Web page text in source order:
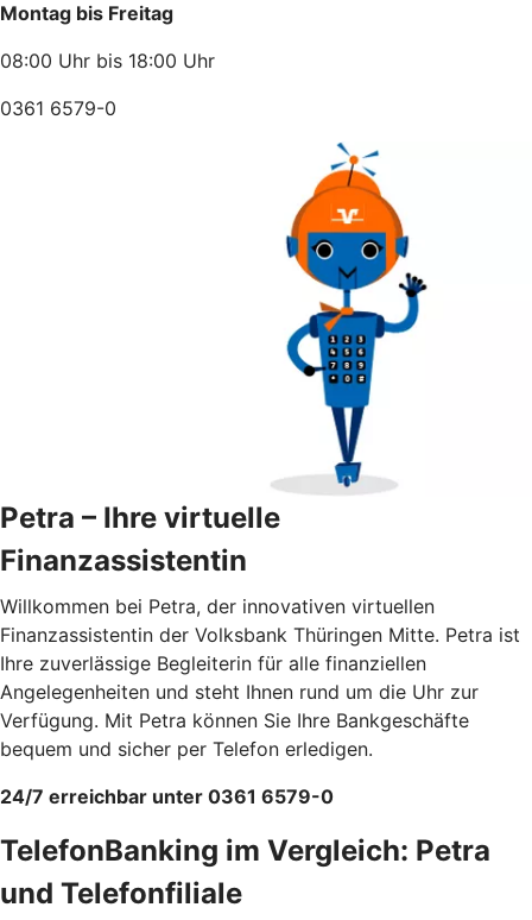
Montag bis Freitag
08:00 Uhr bis 18:00 Uhr
0361 6579-0
Petra – Ihre virtuelle
Finanzassistentin
Willkommen bei Petra, der innovativen virtuellen
Finanzassistentin der Volksbank Thüringen Mitte. Petra ist
Ihre zuverlässige Begleiterin für alle finanziellen
Angelegenheiten und steht Ihnen rund um die Uhr zur
Verfügung. Mit Petra können Sie Ihre Bankgeschäfte
bequem und sicher per Telefon erledigen.
24/7 erreichbar unter 0361 6579-0
TelefonBanking im Vergleich: Petra
und Telefonfiliale